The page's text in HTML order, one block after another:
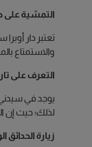
التمشية على
تعتبر دار
والاستمتاع
التعرف على
يوجد في سيدني
لذلك؛ حيث إن
زيارة الحدائق